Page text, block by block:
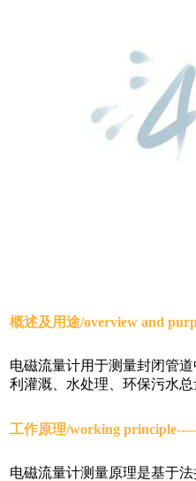
概述及用途/overview and
电磁流量计用于测量封闭管
利灌溉、水处理、环保污水
工作原理/working
电磁流量计测量原理是基于